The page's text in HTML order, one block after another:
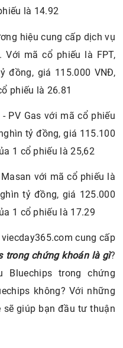
là 14.92
hiệu cung cấp dịch vụ
Với mã cổ phiếu là FPT,
đồng, giá 115.000 VNĐ,
phiếu là 26.81
PV Gas với mã cổ phiếu
tỷ đồng, giá 115.100
1 cổ phiếu là 25,62
với mã cổ phiếu là
tỷ đồng, giá 125.000
1 cổ phiếu là 17.29
cung cấp
trong chứng khoán là gì?
trong chứng
không? Với những
sẽ giúp bạn đầu tư thuận